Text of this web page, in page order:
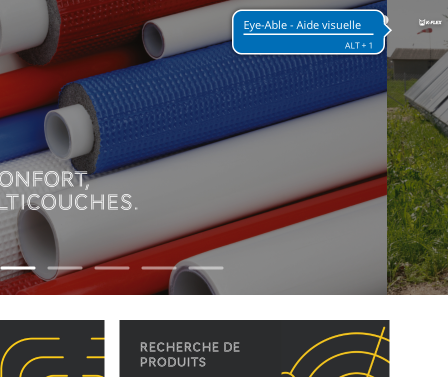
FR
AMÉLIORE L’EFFICACITÉ
recherche de
produits